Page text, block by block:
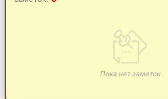
Пока нет заметок